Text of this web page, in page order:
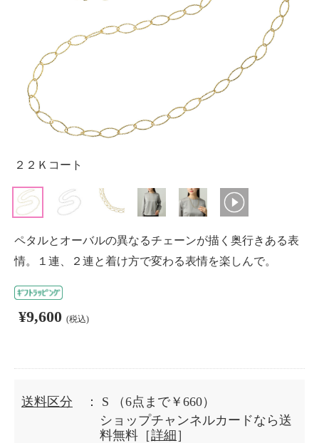
２２Ｋコート
ペタルとオーバルの異なるチェーンが描く奥行きある表
情。１連、２連と着け方で変わる表情を楽しんで。
¥9,600 (税込)
送料区分 ： S
（6点まで￥660）
ショップチャンネルカードなら送
料無料［詳細 ］